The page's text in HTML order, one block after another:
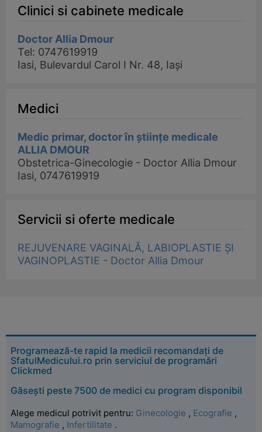
Clinici si cabinete medicale
Doctor Allia Dmour
Tel: 0747619919
Iasi, Bulevardul Carol I Nr. 48, Iași
Medici
Medic primar, doctor în științe medicale
ALLIA DMOUR
Obstetrica-Ginecologie - Doctor Allia Dmour
Iasi, 0747619919
Servicii si oferte medicale
REJUVENARE VAGINALĂ, LABIOPLASTIE ȘI
VAGINOPLASTIE - Doctor Allia Dmour
Programează-te rapid la medicii recomandați de
SfatulMedicului.ro prin serviciul de programări
Clickmed
Găsești peste 7500 de medici cu program disponibil
Alege medicul potrivit pentru: Ginecologie , Ecografie ,
Mamografie , Infertilitate .